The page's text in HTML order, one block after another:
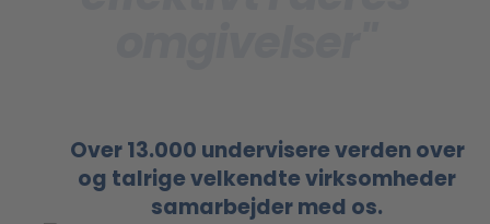
Over 13.000 undervisere verden over
og talrige velkendte virksomheder
samarbejder med os.